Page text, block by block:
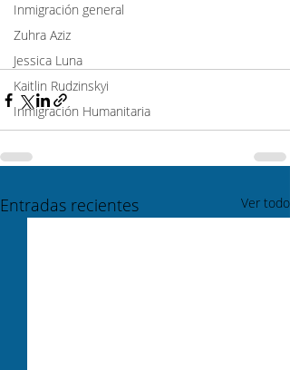
Inmigración general
Zuhra Aziz
Jessica Luna
Kaitlin Rudzinskyi
Inmigración Humanitaria
Entradas recientes Ver todo